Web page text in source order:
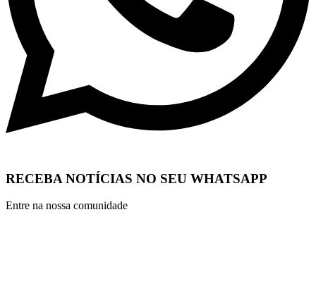
RECEBA NOTÍCIAS NO SEU WHATSAPP
Entre na nossa comunidade